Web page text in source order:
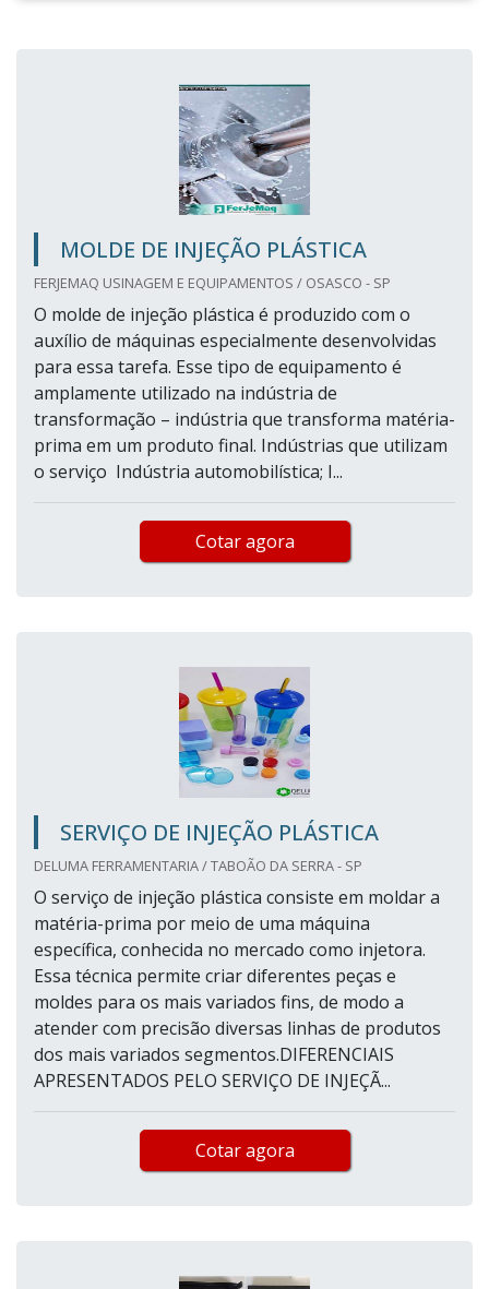
MOLDE DE INJEÇÃO PLÁSTICA
FERJEMAQ USINAGEM E EQUIPAMENTOS / OSASCO - SP
O molde de injeção plástica é produzido com o
auxílio de máquinas especialmente desenvolvidas
para essa tarefa. Esse tipo de equipamento é
amplamente utilizado na indústria de
transformação – indústria que transforma matéria-
prima em um produto final. Indústrias que utilizam
o serviço Indústria automobilística; I...
Cotar agora
SERVIÇO DE INJEÇÃO PLÁSTICA
DELUMA FERRAMENTARIA / TABOÃO DA SERRA - SP
O serviço de injeção plástica consiste em moldar a
matéria-prima por meio de uma máquina
específica, conhecida no mercado como injetora.
Essa técnica permite criar diferentes peças e
moldes para os mais variados fins, de modo a
atender com precisão diversas linhas de produtos
dos mais variados segmentos.DIFERENCIAIS
APRESENTADOS PELO SERVIÇO DE INJEÇÃ...
Cotar agora